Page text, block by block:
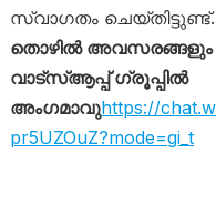
സ്വാഗതം ചെയ്തിട്ടുണ്ട്.
തൊഴിൽ അവസരങ്ങളും
വാട്സ്ആപ്പ് ഗ്രൂപ്പിൽ
അംഗമാവുhttps://
pr5UZOuZ?mode=gi_t